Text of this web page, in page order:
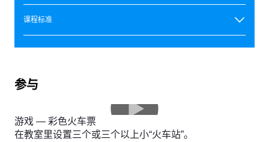
参与
游戏 — 彩色火车票
在教室里设置三个或三个以上小“火车站”。
课程标准